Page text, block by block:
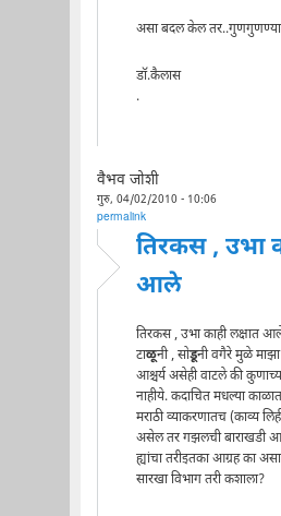
असा बदल केल
डॉ.कैलास
.
वैभव जोशी
गुरु, 04/02/2010 - 10:06
permalink
तिरकस , उभा
आले
तिरकस , उभा काही लक्षात
टाळूनी , सोडूनी वगैरे मुळे
आश्चर्य असेही वाटले की
नाहीये. कदाचित मधल्या
मराठी व्याकरणातच (काव्य
असेल तर गझलची बाराखडी
ह्यांचा तरीइतका आग्रह का
सारखा विभाग तरी कशाला?